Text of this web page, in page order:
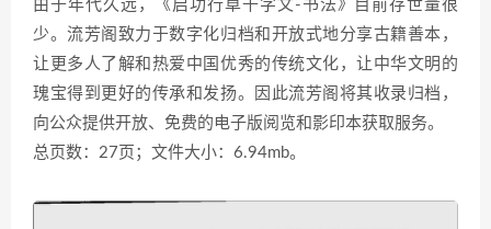
由于年代久远，《启功行草千字文-书法》目前存世量很
少。流芳阁致力于数字化归档和开放式地分享古籍善本，
让更多人了解和热爱中国优秀的传统文化，让中华文明的
瑰宝得到更好的传承和发扬。因此流芳阁将其收录归档，
向公众提供开放、免费的电子版阅览和影印本获取服务。
总页数：27页；文件大小：6.94mb。